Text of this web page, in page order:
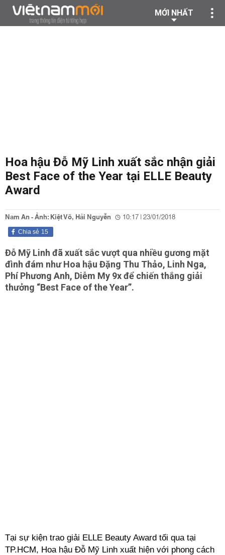
MỚI NHẤT
Hoa hậu Đỗ Mỹ Linh xuất sắc nhận giải
Best Face of the Year tại ELLE Beauty
Award
Nam An - Ảnh: Kiệt Võ, Hải Nguyễn 10:17 | 23/01/2018
15
Chia sẻ
Đỗ Mỹ Linh đã xuất sắc vượt qua nhiều gương mặt
đình đám như Hoa hậu Đặng Thu Thảo, Linh Nga,
Phí Phương Anh, Diễm My 9x để chiến thắng giải
thưởng “Best Face of the Year”.
Tại sự kiện trao giải ELLE Beauty Award tối qua tại
TP.HCM, Hoa hậu Đỗ Mỹ Linh xuất hiện với phong cách